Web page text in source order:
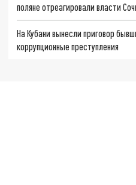
поляне отреагировали власти
На Кубани вынесли приговор
коррупционные преступления